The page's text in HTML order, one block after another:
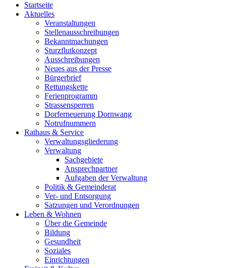
Startseite
Aktuelles
Veranstaltungen
Stellenausschreibungen
Bekanntmachungen
Sturzflutkonzept
Ausschreibungen
Neues aus der Presse
Bürgerbrief
Rettungskette
Ferienprogramm
Strassensperren
Dorferneuerung Dornwang
Notrufnummern
Rathaus & Service
Verwaltungsgliederung
Verwaltung
Sachgebiete
Ansprechpartner
Aufgaben der Verwaltung
Politik & Gemeinderat
Ver- und Entsorgung
Satzungen und Verordnungen
Leben & Wohnen
Über die Gemeinde
Bildung
Gesundheit
Soziales
Einrichtungen